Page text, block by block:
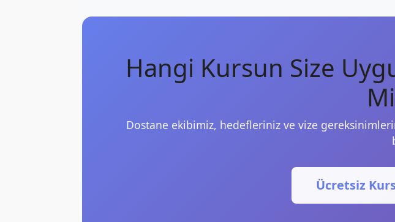
Hangi Kursun Size
Dostane ekibimiz, hedefleriniz ve vize
Ücretsiz